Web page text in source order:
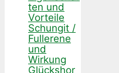
ten und
Vorteile
Schungit /
Fullerene
und
Wirkung
Glückshor